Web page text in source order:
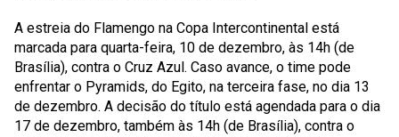
A estreia do Flamengo na Copa Intercontinental está
marcada para quarta-feira, 10 de dezembro, às 14h (de
Brasília), contra o Cruz Azul. Caso avance, o time pode
enfrentar o Pyramids, do Egito, na terceira fase, no dia 13
de dezembro. A decisão do título está agendada para o dia
17 de dezembro, também às 14h (de Brasília), contra o